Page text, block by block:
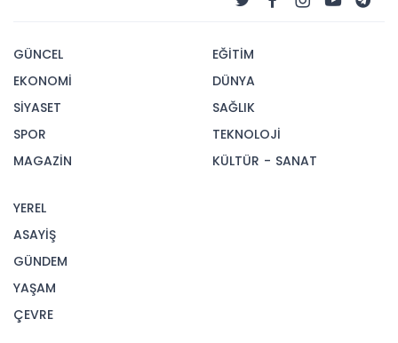
GÜNCEL
EKONOMİ
SİYASET
SPOR
MAGAZİN
EĞİTİM
DÜNYA
SAĞLIK
TEKNOLOJİ
KÜLTÜR - SANAT
YEREL
ASAYİŞ
GÜNDEM
YAŞAM
ÇEVRE